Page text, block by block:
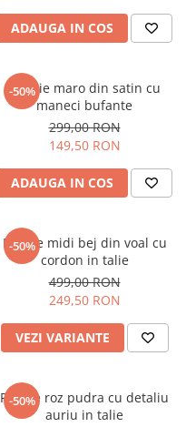
ADAUGA IN COS
-50%
Rochie maro din satin cu
maneci bufante
299,00 RON
149,50 RON
ADAUGA IN COS
-50%
Rochie midi bej din voal cu
cordon in talie
499,00 RON
249,50 RON
VEZI VARIANTE
-50%
Rochie roz pudra cu detaliu
auriu in talie